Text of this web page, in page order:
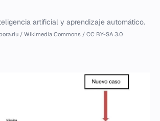
artificial y aprendizaje automático.
/ Wikimedia Commons / CC BY-SA 3.0